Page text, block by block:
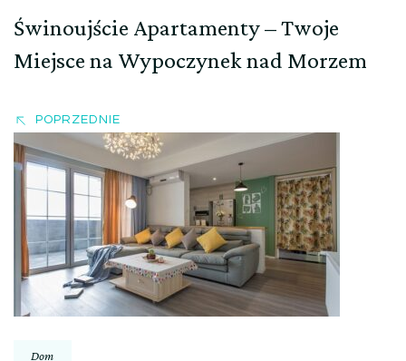
Świnoujście Apartamenty – Twoje
Miejsce na Wypoczynek nad Morzem
POPRZEDNIE
Dom